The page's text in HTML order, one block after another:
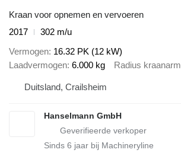
Kraan voor opnemen en vervoeren
2017
302 m/u
Vermogen 16.32 PK (12 kW)
Laadvermogen 6.000 kg Radius kraanarm
Duitsland, Crailsheim
Hanselmann GmbH
Sinds 6 jaar bij Machineryline